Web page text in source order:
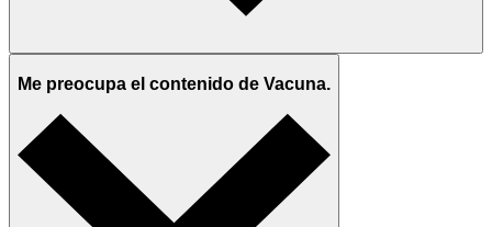
Me preocupa el contenido de Vacuna.